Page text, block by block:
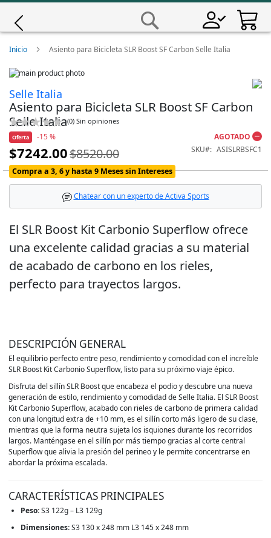
Saltar
Contenido
Inicio Asiento para Bicicleta SLR Boost SF Carbon Selle Italia
Skip
the
end
of
the
images
gallery
to
the
beginning
of
the
images
gallery
Selle Italia
Asiento para Bicicleta SLR Boost SF Carbon
Selle Italia
Calificación:
0
% of100
(0) Sin opiniones
Oferta -15 %
Precio
Especial
$7242.00$8520.00
AGOTADO
SKU
ASISLRBSFC1
Compra a 3, 6 y hasta 9 Meses sin Intereses
Chatear con un experto de Activa Sports
El SLR Boost Kit Carbonio Superflow ofrece
una excelente calidad gracias a su material
de acabado de carbono en los rieles,
perfecto para trayectos largos.
DESCRIPCIÓN GENERAL
El equilibrio perfecto entre peso, rendimiento y comodidad con el increíble
SLR Boost Kit Carbonio Superflow, listo para su próximo viaje épico.
Disfruta del sillín SLR Boost que encabeza el podio y descubre una nueva
generación de estilo, rendimiento y comodidad de Selle Italia. El SLR Boost
Kit Carbonio Superflow, acabado con rieles de carbono de primera calidad
con una longitud extra de +10 mm, es el sillín corto más ligero de su clase,
mientras que la forma neutra sujeta los isquiones durante los recorridos
largos. Manténgase en el sillín por más tiempo gracias al corte central
Superflow que alivia la presión del perineo y le permite concentrarse en
abordar la próxima escalada.
CARACTERÍSTICAS PRINCIPALES
Peso:S3 122g – L3 129g
Dimensiones:S3 130 x 248 mm L3 145 x 248 mm
Giro
Iscali
Magene
MET
Wahoo